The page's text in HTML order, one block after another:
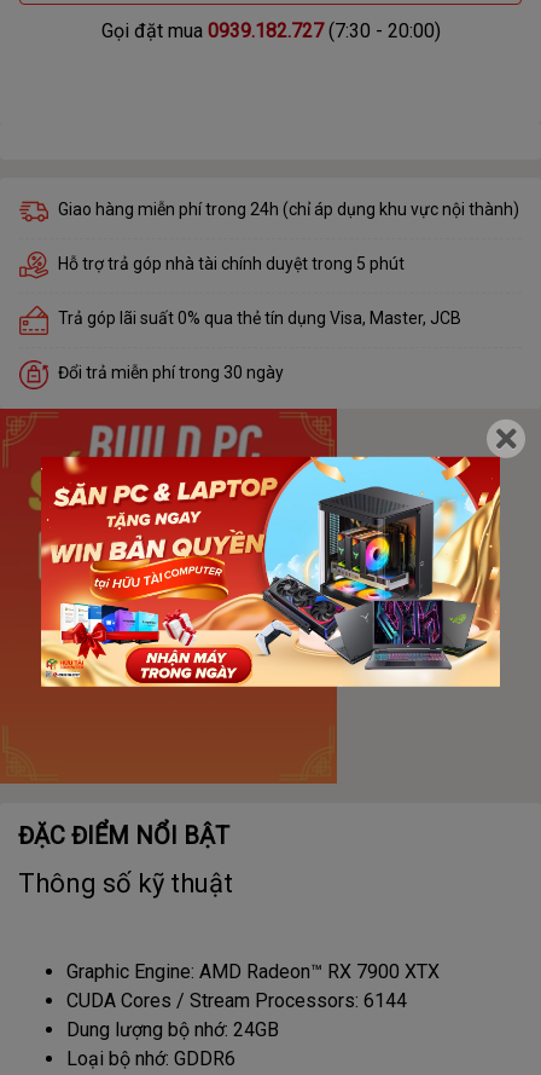
Gọi đặt mua 0939.182.727(7:30 - 20:00)
Giao hàng miễn phí trong 24h (chỉ áp dụng khu vực nội thành)
Hỗ trợ trả góp nhà tài chính duyệt trong 5 phút
Trả góp lãi suất 0% qua thẻ tín dụng Visa, Master, JCB
Đổi trả miễn phí trong 30 ngày
ĐẶC ĐIỂM NỔI BẬT
Thông số kỹ thuật
Graphic Engine: AMD Radeon™ RX 7900 XTX
CUDA Cores / Stream Processors: 6144
Dung lượng bộ nhớ: 24GB
Loại bộ nhớ: GDDR6